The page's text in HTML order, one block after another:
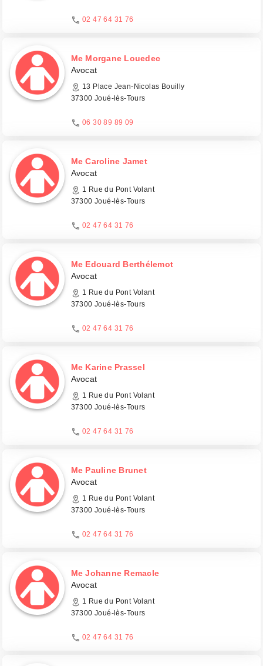
02 47 64 31 76
Me Morgane Louedec
Avocat
13 Place Jean-Nicolas Bouilly
37300 Joué-lès-Tours
06 30 89 89 09
Me Caroline Jamet
Avocat
1 Rue du Pont Volant
37300 Joué-lès-Tours
02 47 64 31 76
Me Edouard Berthélemot
Avocat
1 Rue du Pont Volant
37300 Joué-lès-Tours
02 47 64 31 76
Me Karine Prassel
Avocat
1 Rue du Pont Volant
37300 Joué-lès-Tours
02 47 64 31 76
Me Pauline Brunet
Avocat
1 Rue du Pont Volant
37300 Joué-lès-Tours
02 47 64 31 76
Me Johanne Remacle
Avocat
1 Rue du Pont Volant
37300 Joué-lès-Tours
02 47 64 31 76